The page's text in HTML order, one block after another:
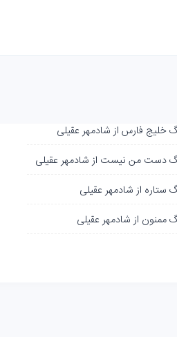
خلیج فارس از شادمهر عقیلی
دست من نیست از شادمهر عقیلی
ستاره از شادمهر عقیلی
ممنون از شادمهر عقیلی